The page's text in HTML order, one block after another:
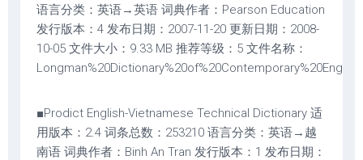
语言分类：英语→英语 词典作者：Pearson Education
发行版本：4 发布日期：2007-11-20 更新日期：2008-
10-05 文件大小：9.33 MB 推荐等级：5 文件名称：
■Prodict English-Vietnamese Technical Dictionary 适
用版本：2.4 词条总数：253210 语言分类：英语→越
南语 词典作者：Binh An Tran 发行版本：1 发布日期：